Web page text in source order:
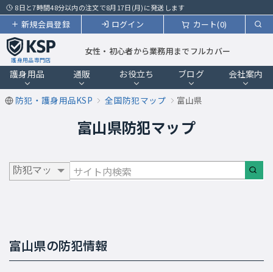
8日と7時間48分以内の注文で8月17日(月)に発送します
カート(0)
ログイン
新規会員登録
護身用品専門店
女性・初心者から業務用までフルカバー
護身用品 通販 お役立ち ブログ 会社案内
防犯・護身用品KSP 全国防犯マップ 富山県
富山県防犯マップ
富山県の防犯情報